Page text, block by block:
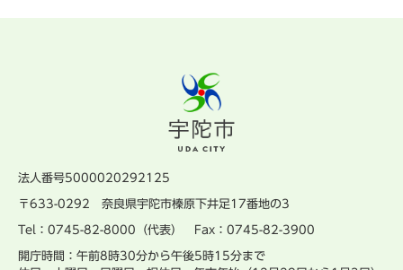
法人番号5000020292125
〒633-0292 奈良県宇陀市榛原下井足17番地の3
Tel：0745-82-8000（代表） Fax：0745-82-3900
開庁時間：午前8時30分から午後5時15分まで